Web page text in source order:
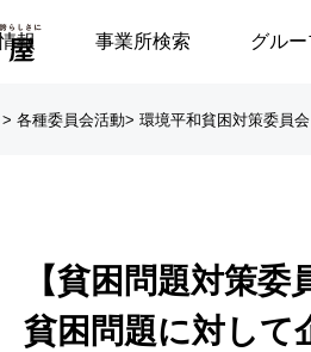
報 事業所検索 グル
【高浜代表×浅野史郎先生】
連続対談シリーズ第2回 ～
> 各種委員会活動> 環境平和貧困対策委員会
【貧困問題対策
貧困問題に対して